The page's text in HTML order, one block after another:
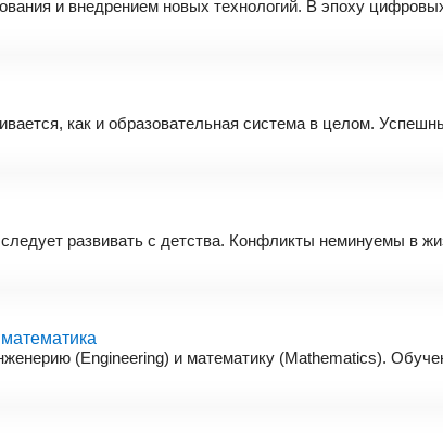
и внедрением новых технологий. В эпоху
как и образовательная система в целом.
развивать с детства. Конфликты неминуемы в
(Engineering) и математику (Mathematics).